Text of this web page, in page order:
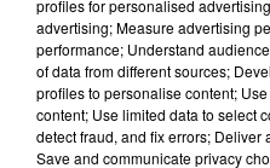
Un séisme ressenti dans la
profiles for personalised
advertising; Measure advertising
performance; Understand
of data from different sources;
profiles to personalise content;
content; Use limited data to select
detect fraud, and fix errors;
Save and communicate privacy